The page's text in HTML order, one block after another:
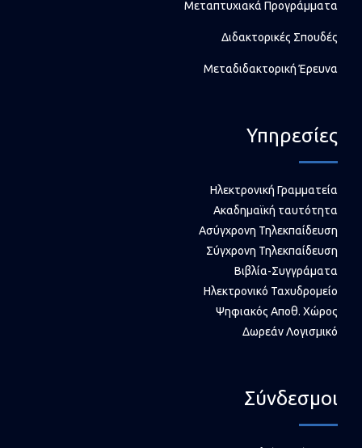
Μεταπτυχιακά Προγράμματα
Διδακτορικές Σπουδές
Μεταδιδακτορική Έρευνα
Υπηρεσίες
Ηλεκτρονική Γραμματεία
Ακαδημαϊκή ταυτότητα
Ασύγχρονη Τηλεκπαίδευση
Σύγχρονη Τηλεκπαίδευση
Βιβλία-Συγγράματα
Ηλεκτρονικό Ταχυδρομείο
Ψηφιακός Αποθ. Χώρος
Δωρεάν Λογισμικό
Σύνδεσμοι